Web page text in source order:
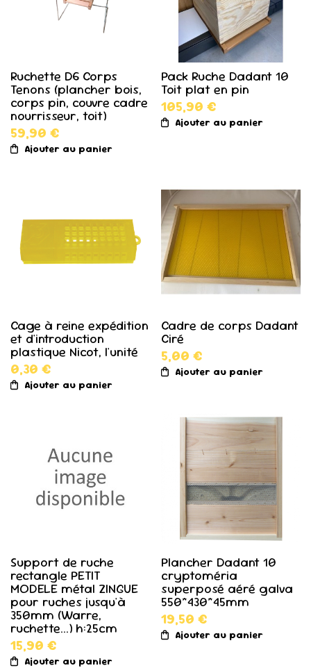
Ruchette D6 Corps
Tenons (plancher bois,
corps pin, couvre cadre
nourrisseur, toit)
59,90 €
Ajouter au panier
Pack Ruche Dadant 10
Toit plat en pin
105,90 €
Ajouter au panier
Cage à reine expédition
et d'introduction
plastique Nicot, l'unité
0,30 €
Ajouter au panier
Cadre de corps Dadant
Ciré
5,00 €
Ajouter au panier
Support de ruche
rectangle PETIT
MODELE métal ZINGUE
pour ruches jusqu'à
350mm (Warre,
ruchette...) h:25cm
15,90 €
Ajouter au panier
Plancher Dadant 10
cryptoméria
superposé aéré galva
550*430*45mm
19,50 €
Ajouter au panier